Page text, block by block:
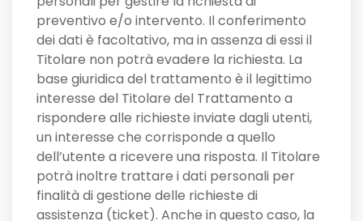
preventivo e/o intervento. Il conferimento
dei dati è facoltativo, ma in assenza di essi il
Titolare non potrà evadere la richiesta. La
base giuridica del trattamento è il legittimo
interesse del Titolare del Trattamento a
rispondere alle richieste inviate dagli utenti,
un interesse che corrisponde a quello
dell’utente a ricevere una risposta. Il Titolare
potrà inoltre trattare i dati personali per
finalità di gestione delle richieste di
assistenza (ticket). Anche in questo caso, la